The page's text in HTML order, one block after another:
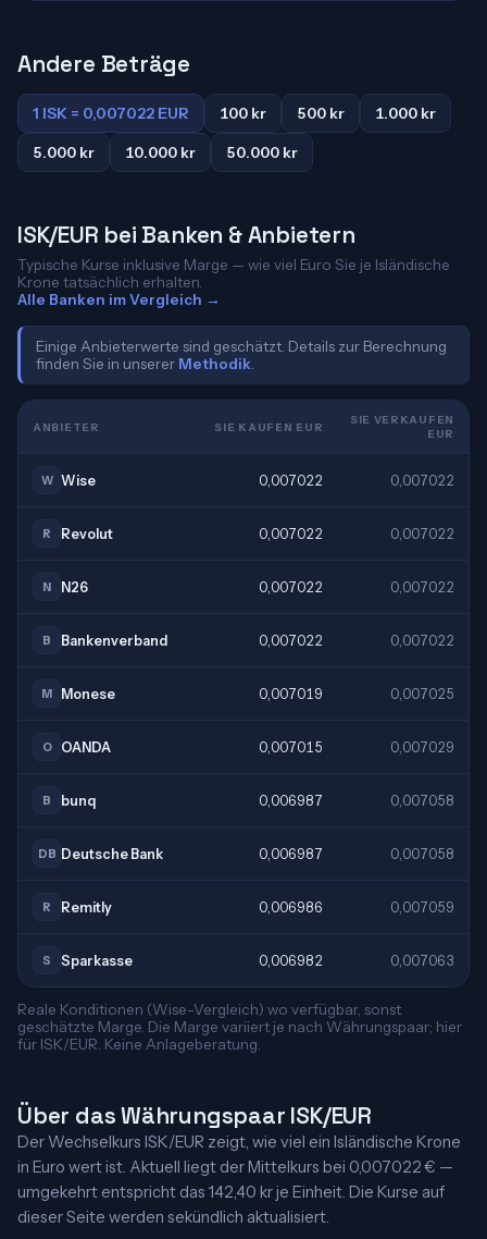
Andere Beträge
1 ISK = 0,007022 EUR 100 kr 500 kr
1.000 kr
5.000 kr
10.000 kr 50.000 kr
ISK/EUR bei Banken & Anbietern
Typische Kurse inklusive Marge — wie viel Euro Sie je Isländische
Krone tatsächlich erhalten.
Alle Banken im Vergleich →
Einige Anbieterwerte sind geschätzt. Details zur Berechnung
finden Sie in unserer Methodik
ANBIETER SIE KAUFEN EUR
SIE VERKAUFEN
EUR
W Wise 0,007022 0,007022
R Revolut 0,007022 0,007022
N N26 0,007022 0,007022
B Bankenverband 0,007022 0,007022
M Monese 0,007019 0,007025
O OANDA 0,007015 0,007029
B bunq 0,006987 0,007058
DB Deutsche Bank 0,006987 0,007058
R Remitly 0,006986 0,007059
S Sparkasse 0,006982 0,007063
Reale Konditionen (Wise-Vergleich) wo verfügbar, sonst
geschätzte Marge. Die Marge variiert je nach Währungspaar; hier
für ISK/EUR. Keine Anlageberatung.
Über das Währungspaar ISK/EUR
Der Wechselkurs ISK/EUR zeigt, wie viel ein Isländische Krone
in Euro wert ist. Aktuell liegt der Mittelkurs bei 0,007022 € —
umgekehrt entspricht das 142,40 kr je Einheit. Die Kurse auf
dieser Seite werden sekündlich aktualisiert.